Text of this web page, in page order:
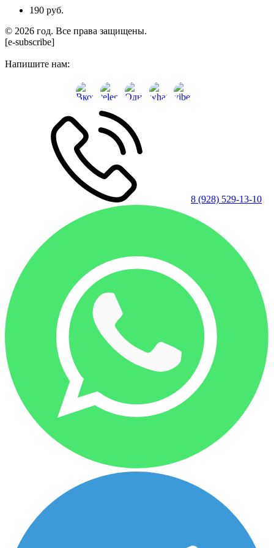
190 руб.
© 2026 год. Все права защищены.
[e-subscribe]
Напишите нам:
8 (928) 529-13-10